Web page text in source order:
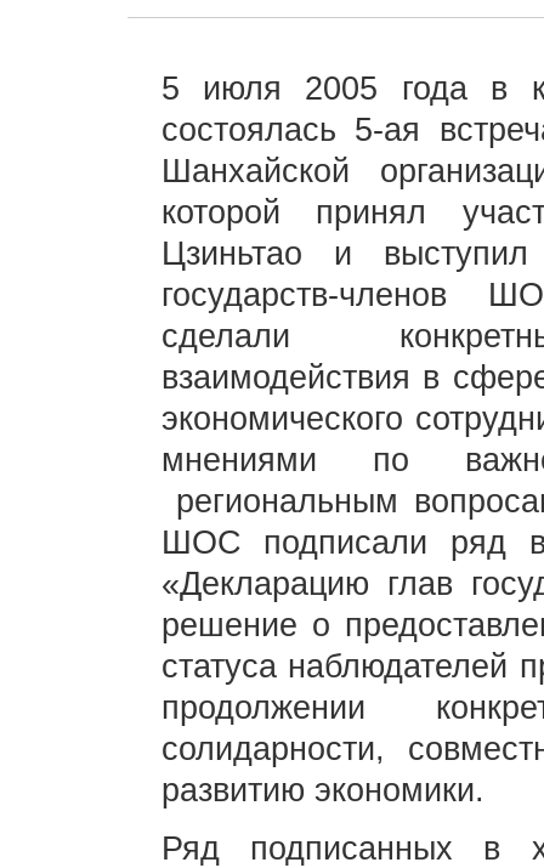
5 июля 2005 года в
состоялась 5-ая
Шанхайской
которой принял
Цзиньтао и
государств-членов
сделали
взаимодействия в
экономического
мнениями по
региональным
ШОС подписали ряд
«Декларацию глав
решение о
статуса наблюдателей
продолжении
солидарности,
развитию экономики.
Ряд подписанных в